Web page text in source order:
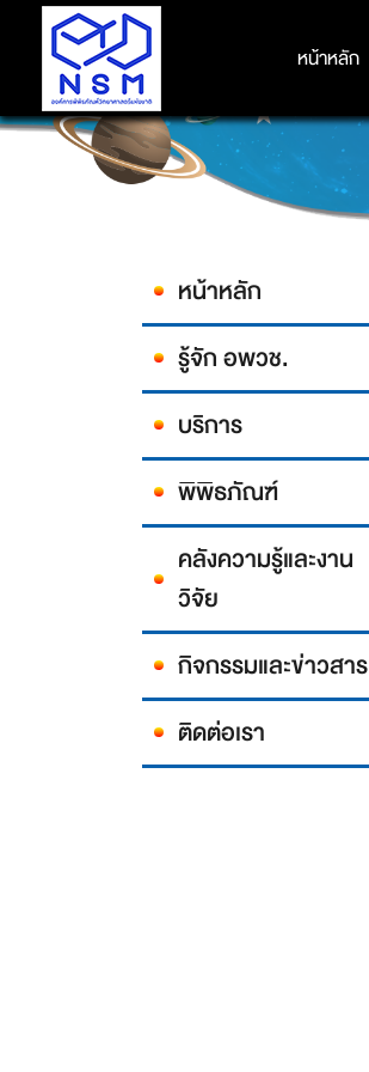
หน้าหลัก
หน้าหลัก
หน้าหลัก
รู้จัก อพวช.
บริการ
พิพิธภัณฑ์
คลังความรู้และงาน
วิจัย
กิจกรรมและข่าวสาร
ติดต่อเรา